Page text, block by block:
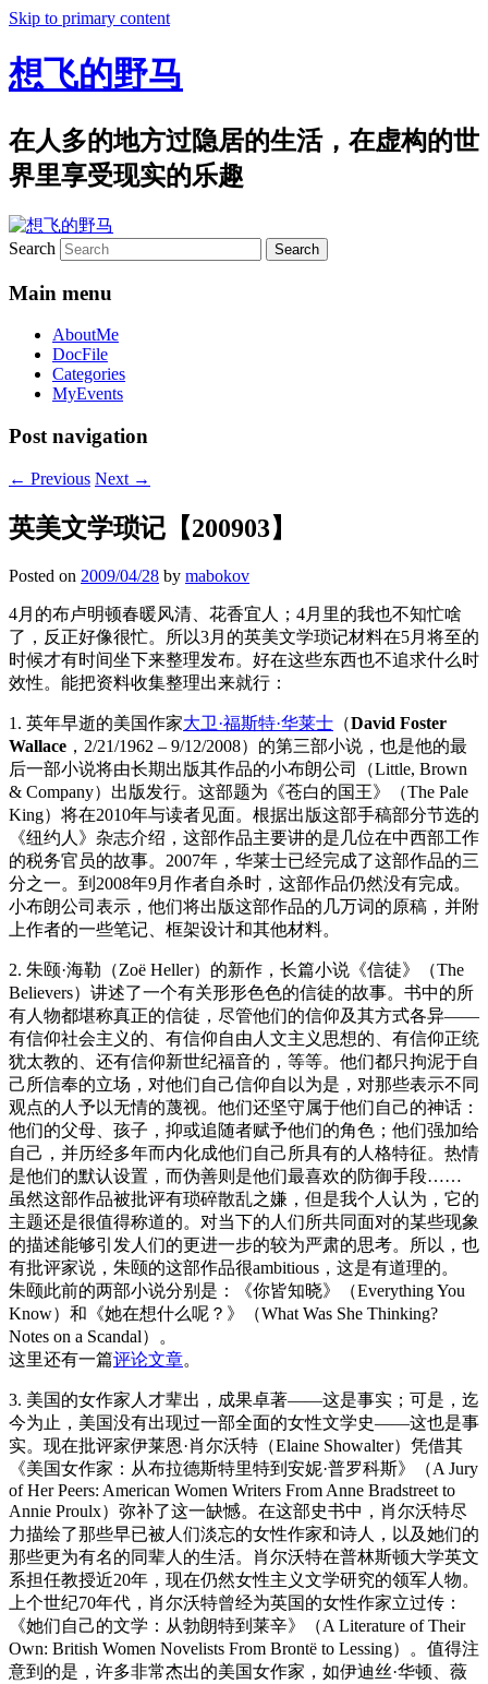
Skip to primary content
想飞的野马
在人多的地方过隐居的生活，在虚构的世
界里享受现实的乐趣
Search
Main menu
AboutMe
DocFile
Categories
MyEvents
Post navigation
← Previous Next →
英美文学琐记【200903】
Posted on 2009/04/28 by mabokov
4月的布卢明顿春暖风清、花香宜人；4月里的我也不知忙啥
了，反正好像很忙。所以3月的英美文学琐记材料在5月将至的
时候才有时间坐下来整理发布。好在这些东西也不追求什么时
效性。能把资料收集整理出来就行：
1. 英年早逝的美国作家大卫·福斯特·华莱士 （David Foster
Wallace ，2/21/1962 – 9/12/2008）的第三部小说，也是他的最
后一部小说将由长期出版其作品的小布朗公司（Little, Brown
& Company）出版发行。这部题为《苍白的国王》（The Pale
King）将在2010年与读者见面。根据出版这部手稿部分节选的
《纽约人》杂志介绍，这部作品主要讲的是几位在中西部工作
的税务官员的故事。2007年，华莱士已经完成了这部作品的三
分之一。到2008年9月作者自杀时，这部作品仍然没有完成。
小布朗公司表示，他们将出版这部作品的几万词的原稿，并附
上作者的一些笔记、框架设计和其他材料。
2. 朱颐·海勒（Zoë Heller）的新作，长篇小说《信徒》（The
Believers）讲述了一个有关形形色色的信徒的故事。书中的所
有人物都堪称真正的信徒，尽管他们的信仰及其方式各异——
有信仰社会主义的、有信仰自由人文主义思想的、有信仰正统
犹太教的、还有信仰新世纪福音的，等等。他们都只拘泥于自
己所信奉的立场，对他们自己信仰自以为是，对那些表示不同
观点的人予以无情的蔑视。他们还坚守属于他们自己的神话：
他们的父母、孩子，抑或追随者赋予他们的角色；他们强加给
自己，并历经多年而内化成他们自己所具有的人格特征。热情
是他们的默认设置，而伪善则是他们最喜欢的防御手段……
虽然这部作品被批评有琐碎散乱之嫌，但是我个人认为，它的
主题还是很值得称道的。对当下的人们所共同面对的某些现象
的描述能够引发人们的更进一步的较为严肃的思考。所以，也
有批评家说，朱颐的这部作品很ambitious，这是有道理的。
朱颐此前的两部小说分别是：《你皆知晓》（Everything You
Know）和《她在想什么呢？》（What Was She Thinking?
Notes on a Scandal）。
这里还有一篇评论文章。
3. 美国的女作家人才辈出，成果卓著——这是事实；可是，迄
今为止，美国没有出现过一部全面的女性文学史——这也是事
实。现在批评家伊莱恩·肖尔沃特（Elaine Showalter）凭借其
《美国女作家：从布拉德斯特里特到安妮·普罗科斯》（A Jury
of Her Peers: American Women Writers From Anne Bradstreet to
Annie Proulx）弥补了这一缺憾。在这部史书中，肖尔沃特尽
力描绘了那些早已被人们淡忘的女性作家和诗人，以及她们的
那些更为有名的同辈人的生活。肖尔沃特在普林斯顿大学英文
系担任教授近20年，现在仍然女性主义文学研究的领军人物。
上个世纪70年代，肖尔沃特曾经为英国的女性作家立过传：
《她们自己的文学：从勃朗特到莱辛》（A Literature of Their
Own: British Women Novelists From Brontë to Lessing）。值得注
意到的是，许多非常杰出的美国女作家，如伊迪丝·华顿、薇